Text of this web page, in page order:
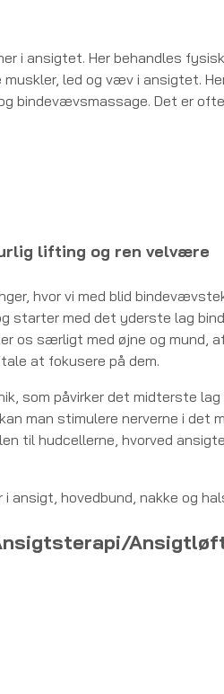
i ansigtet. Her behandles
led og væv i ansigtet.
bindevævsmassage. Det er
lifting og ren velvære
hvor vi med blid
starter med det yderste lag
os særligt med øjne og mund,
at fokusere på dem.
som påvirker det midterste
man stimulere nerverne i
til hudcellerne, hvorved
hovedbund, nakke og